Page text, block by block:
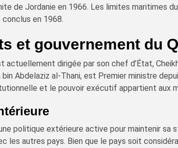
de Jordanie en 1966. Les limites maritimes
en 1968.
et gouvernement du
actuellement dirigée par son chef d’État,
bin Abdelaziz al-Thani, est Premier ministre
et le pouvoir exécutif appartient aux
politique extérieure active pour maintenir
les autres pays. Bien que le pays soit